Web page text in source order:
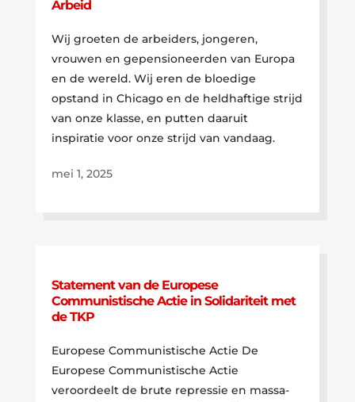
Arbeid
Wij groeten de arbeiders, jongeren,
vrouwen en gepensioneerden van Europa
en de wereld. Wij eren de bloedige
opstand in Chicago en de heldhaftige strijd
van onze klasse, en putten daaruit
inspiratie voor onze strijd van vandaag.
mei 1, 2025
Statement van de Europese
Communistische Actie in Solidariteit met
de TKP
Europese Communistische Actie De
Europese Communistische Actie
veroordeelt de brute repressie en massa-